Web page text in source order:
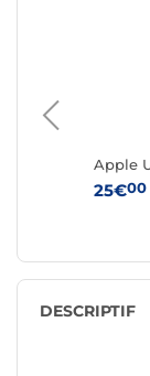
Apple
25€00
DESCRIPTIF